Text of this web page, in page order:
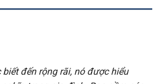
đến rộng rãi, nó được hiểu